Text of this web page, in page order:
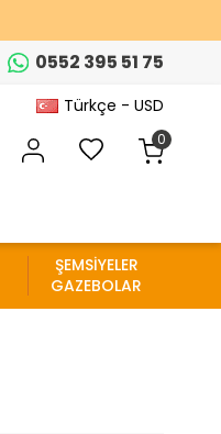
0552 395 51 75
Türkçe - USD
0
ŞEMSİYELER
GAZEBOLAR